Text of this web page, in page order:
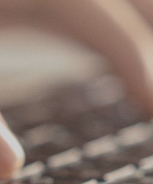
유관공고
채용정보
기관동정
보도자료
기부금현황
부정 및 공익신고